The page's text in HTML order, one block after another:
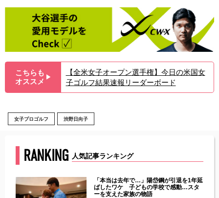
こちらも
オススメ ▶︎
【全米女子オープン選手権】今日の米国女
子ゴルフ結果速報リーダーボード
女子プロゴルフ 渋野日向子
RANKING 人気記事ランキング
「本当は去年で…」陽岱鋼が引退を1年延
ばしたワケ 子どもの学校で感動…スタ
ーを支えた家族の物語